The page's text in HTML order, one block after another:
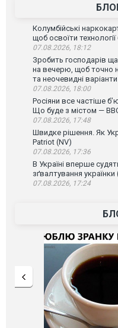
Колумбійські
щоб освоїти
07.08.2026, 18:12
Зробить господарів
на вечерю, щоб точно
та неочевидні
07.08.2026, 18:00
Росіяни все частіше
Що буде з містом —
07.08.2026, 17:48
Швидке рішення. Як
Patriot (NV)
07.08.2026, 17:36
В Україні вперше
зґвалтування українки
07.08.2026, 17:24